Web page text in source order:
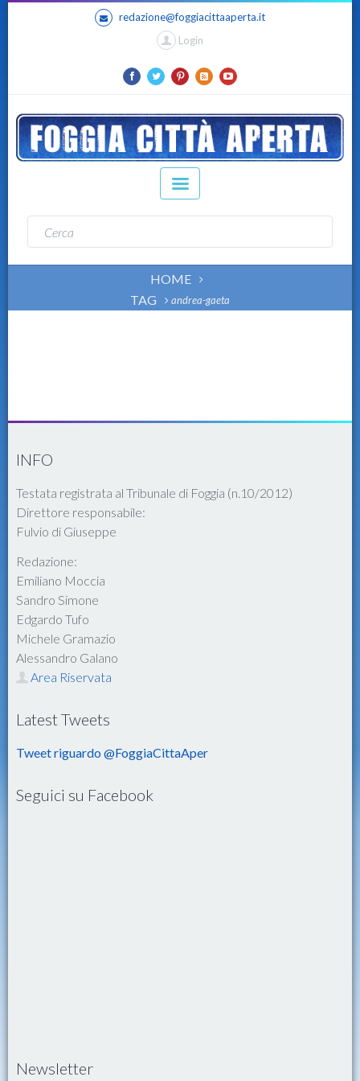
redazione@foggiacittaaperta.it
Login
HOME
TAG
andrea-gaeta
INFO
Testata registrata al Tribunale di Foggia (n.10/2012)
Direttore responsabile:
Fulvio di Giuseppe
Redazione:
Emiliano Moccia
Sandro Simone
Edgardo Tufo
Michele Gramazio
Alessandro Galano
Area Riservata
Latest Tweets
Tweet riguardo @FoggiaCittaAper
Seguici su Facebook
Newsletter